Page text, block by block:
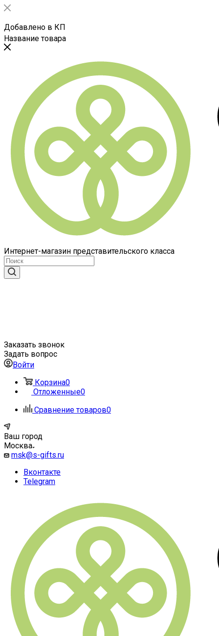
Добавлено в КП
Название товара
Интернет-магазин представительского класса
Заказать звонок
Задать вопрос
Войти
Корзина0
Отложенные0
Сравнение товаров0
Ваш город
Москва
msk@s-gifts.ru
Вконтакте
Telegram